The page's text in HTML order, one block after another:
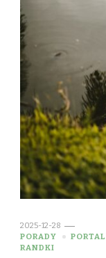
2025-12-28
PORADY
RANDKI